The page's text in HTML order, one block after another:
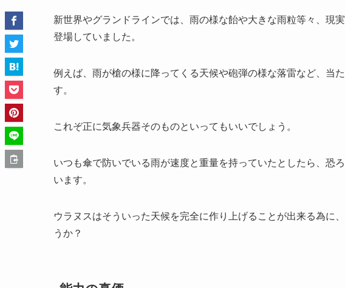
新世界やグランドラインでは、雨の様な飴や大きな雨粒等々、現
登場していました。
例えば、雨が槍の様に降ってくる天候や砲弾の様な落雷など、当
す。
これぞ正に気象兵器そのものといってもいいでしょう。
いつも傘で防いでいる雨が速度と重量を持っていたとしたら、恐
います。
ウラヌスはそういった天候を完全に作り上げることが出来る為に
うか？